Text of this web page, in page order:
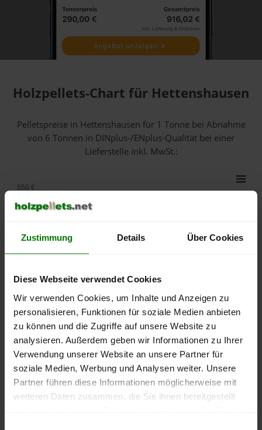
Zustimmung Details Über Cookies
Diese Webseite verwendet Cookies
Wir verwenden Cookies, um Inhalte und Anzeigen zu
personalisieren, Funktionen für soziale Medien anbieten
zu können und die Zugriffe auf unsere Website zu
analysieren. Außerdem geben wir Informationen zu Ihrer
Verwendung unserer Website an unsere Partner für
soziale Medien, Werbung und Analysen weiter. Unsere
Partner führen diese Informationen möglicherweise mit
weiteren Daten zusammen, die Sie ihnen bereitgestellt
Holzpellets-Chart für Hettenshausen
Pelletspreise in Hettenshausen für 1 Tonne bei Abnahme
von 6 Tonnen in DINplus-/ENplus-Qualität bei einer
Lieferstelle inkl. MwSt.:
lose Ware Sackware
September
2025
Januar
2026
Mai
2026
300 €
350 €
450 €
550 €